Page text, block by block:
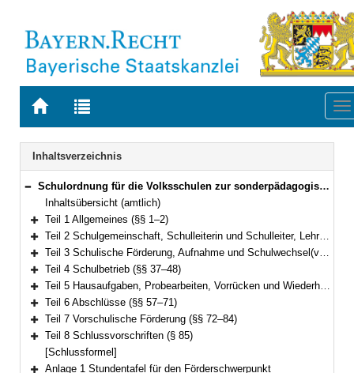
Zur
BAYERN.RECHT
Zur
letzten
Suche
Navigation
Inhaltsverzeichnis
Bereich reduzieren
Schulordnung für die Volksschulen zur sonderpädagogischen Förderung (Volksschulordnung – F, VSO-F) Vom 11. September 2008 (GVBl. S. 731, ber. S. 907) BayRS 2233-2-1-K (§§ 1–85)
Inhaltsübersicht (amtlich)
Bereich erweitern
Teil 1 Allgemeines (§§ 1–2)
Bereich erweitern
Teil 2 Schulgemeinschaft, Schulleiterin und Schulleiter, Lehrkräfte, Schülerinnen und Schüler, Erziehungsberechtigte, Schulforum (§§ 3–13)
Bereich erweitern
Teil 3 Schulische Förderung, Aufnahme und Schulwechsel(vgl. Art. 19 bis 24, 35 bis 38, 41 bis 43, 49 Abs. 2 Sätze 2 und 3 BayEUG) (§§ 14–36)
Bereich erweitern
Teil 4 Schulbetrieb (§§ 37–48)
Bereich erweitern
Teil 5 Hausaufgaben, Probearbeiten, Vorrücken und Wiederholen, Zeugnisse (§§ 49–56)
Bereich erweitern
Teil 6 Abschlüsse (§§ 57–71)
Bereich erweitern
Teil 7 Vorschulische Förderung (§§ 72–84)
Bereich erweitern
Teil 8 Schlussvorschriften (§ 85)
[Schlussformel]
Anlage 1 Stundentafel für den Förderschwerpunkt